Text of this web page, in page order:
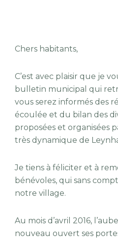
Chers habitants,
C’est avec plaisir que je
bulletin municipal qui
vous serez informés des
écoulée et du bilan des
proposées et organisées
très dynamique de
Je tiens à féliciter et à
bénévoles, qui sans
notre village.
Au mois d’avril 2016,
nouveau ouvert ses